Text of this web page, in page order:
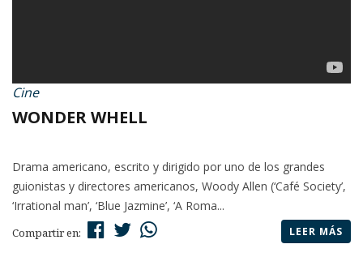
Cine
WONDER WHELL
Drama americano, escrito y dirigido por uno de los grandes
guionistas y directores americanos, Woody Allen (‘Café Society’,
‘Irrational man’, ‘Blue Jazmine’, ‘A Roma...
Compartir en: LEER MÁS